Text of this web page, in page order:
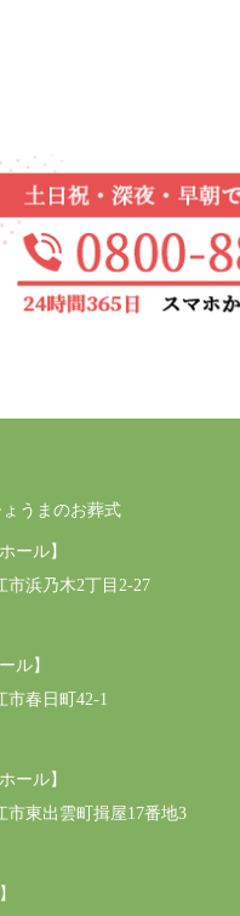
うまのお葬式
ール】
浜乃木2丁目2-27
ル】
春日町42-1
ール】
東出雲町揖屋17番地3